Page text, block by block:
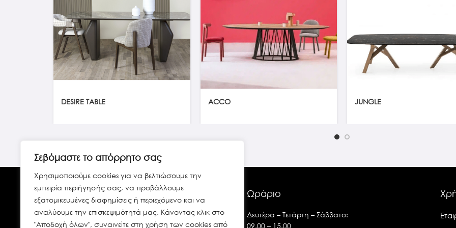
Σεβόμαστε το απόρρητο σας
Χρησιμοποιούμε cookies για να βελτιώσουμε την
εμπειρία περιήγησής σας, να προβάλλουμε
εξατομικευμένες διαφημίσεις ή περιεχόμενο και να
αναλύουμε την επισκεψιμότητά μας. Κάνοντας κλικ στο
"Αποδοχή όλων", συναινείτε στη χρήση των cookies από
DESIRE TABLE ACCO JUNGLE
Ανδρέα Παπανδρέου 65 Χαλάνδρι
Ωράριο
Δευτέρα – Τετάρτη – Σάββατο:
09.00 – 15.00